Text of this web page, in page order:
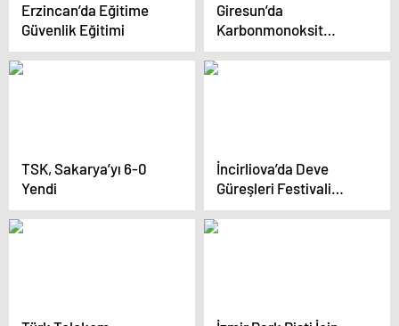
Erzincan’da Eğitime
Güvenlik Eğitimi
Giresun’da
Karbonmonoksit
Zehirlenmesi!
TSK, Sakarya’yı 6-0
Yendi
İncirliova’da Deve
Güreşleri Festivali
Coşkusu